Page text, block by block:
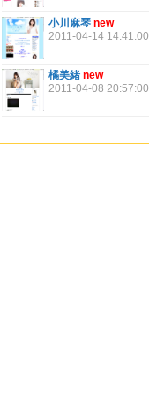
小川麻琴 new
2011-04-14 14:41:00
橘美緒 new
2011-04-08 20:57:00